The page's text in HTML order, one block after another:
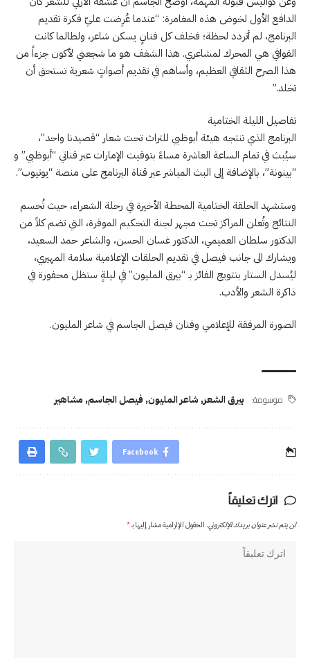
الدافع الأول لخوض هذه المغامرة: “عندما عُرِضت عليّ فكرة تقديم
البرنامج، لم أتردد لحظة؛ فخلف كل فنانٍ يسكن شاعر، ولطالما كانت
القوافي هي المحرك لمشاعري. هذا الشغف هو ما شجعني لأكون جزءاً من
هذا الصرح الثقافي العظيم، وأساهم في تقديم أصواتٍ شعرية تستحق أن
تخلد.”
تفاصيل الليلة الختامية
البرنامج الذي تنتجه هيئة أبوظبي للتراث تحت شعار “قصيدنا واحد”،
سيُبث في تمام الساعة العاشرة مساءً بتوقيت الإمارات عبر قناتي “أبوظبي” و
“بينونة”، بالإضافة إلى البث المباشر عبر قناة البرنامج على منصة “يوتيوب”.
وستشهد الحلقة الختامية المحطة الأخيرة في رحلة الشعراء، حيث تُحسم
النتائج وتُعلن المراكز تحت مجهر لجنة التحكيم الموقرة، التي تضم كلاً من
الدكتور سلطان العميمي، الدكتور غسان الحسن، والشاعر حمد السعيد،
ويشارك الى جانب فيصل في تقديم الحلقات الإعلامية سلامة المهيري،
ليُسدل الستار بتتويج الفائز بـ “بيرق المليون” في ليلةٍ ستظل محفورة في
ذاكرة الشعر والأدب.
الصورة المرفقة للإعلامي وفنان فيصل الجاسم في شاعر المليون.
موسومة: بيرق الشعر, شاعر المليون, فيصل الجاسم, مشاهير
Facebook
اترك تعليقاً
لن يتم نشر عنوان بريدك الإلكتروني. الحقول الإلزامية مشار إليها بـ*